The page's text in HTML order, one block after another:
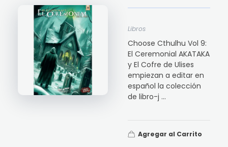
Libros
Choose Cthulhu Vol 9:
El Ceremonial AKATAKA
y El Cofre de Ulises
empiezan a editar en
español la colección
de libro-j ...
Agregar al Carrito